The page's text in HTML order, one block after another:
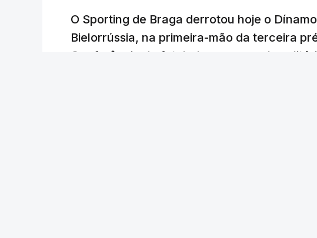
O Sporting de Braga derrotou hoje o
Bielorrússia, na primeira-mão da terceira
Conferência de futebol, com um golo